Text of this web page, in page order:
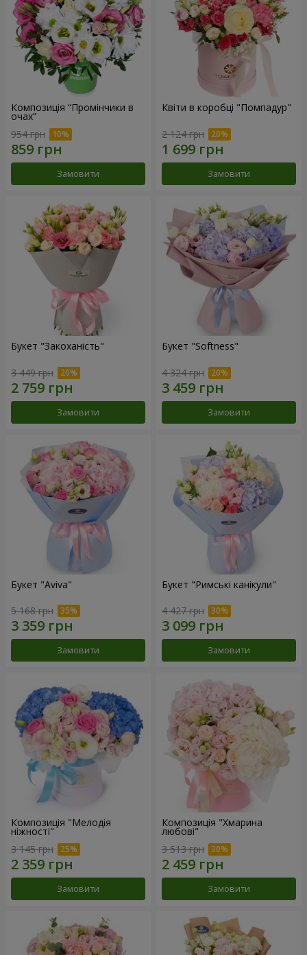
Композиція “Промінчики в
очах”
954 грн
Замовити
Квіти в коробці "Помпадур"
2 124 грн
Замовити
Букет "Закоханість"
3 449 грн
Замовити
Букет "Softness"
4 324 грн
Замовити
Букет "Aviva"
5 168 грн
Замовити
Букет "Римські канікули"
4 427 грн
Замовити
Композиція "Мелодія
ніжності"
3 145 грн
Замовити
Композиція "Хмарина
любові"
3 513 грн
Замовити